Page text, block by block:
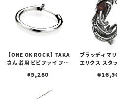
【ONE OK ROCK】TAKA
さん 着用 ビビファイ フー
¥5,280
ブラッディマ
エリクス スタ
¥